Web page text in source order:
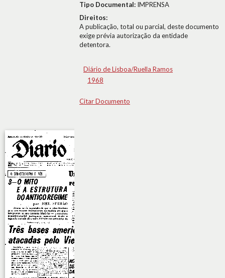
Tipo Documental: IMPRENSA
Direitos:
A publicação, total ou parcial, deste documento
exige prévia autorização da entidade
detentora.
Diário de Lisboa/Ruella Ramos
1968
Citar Documento